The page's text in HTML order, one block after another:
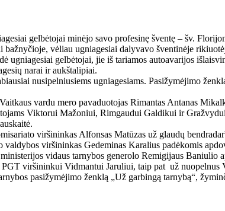
gelbėtojai minėjo savo profesinę šventę – šv.
vėliau ugniagesiai dalyvavo šventinėje
ugniagesiai gelbėtojai, jie iš tariamos autoavarijos
narai ir aukštalipiai.
nusipelniusiems ugniagesiams. Pasižymėjimo
vardu mero pavaduotojas Rimantas Antanas
Viktorui Mažoniui, Rimgaudui Galdikui ir
viršininkas Alfonsas Matūzas už glaudų
valdybos viršininkas Gedeminas Karalius padėkomis
vidaus tarnybos generolo Remigijaus
viršininkui Vidmantui Jaruliui, taip pat už
pasižymėjimo ženklą „Už garbingą tarnybą“,